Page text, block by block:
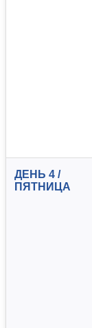
ДЕНЬ 4 /
ПЯТНИЦА